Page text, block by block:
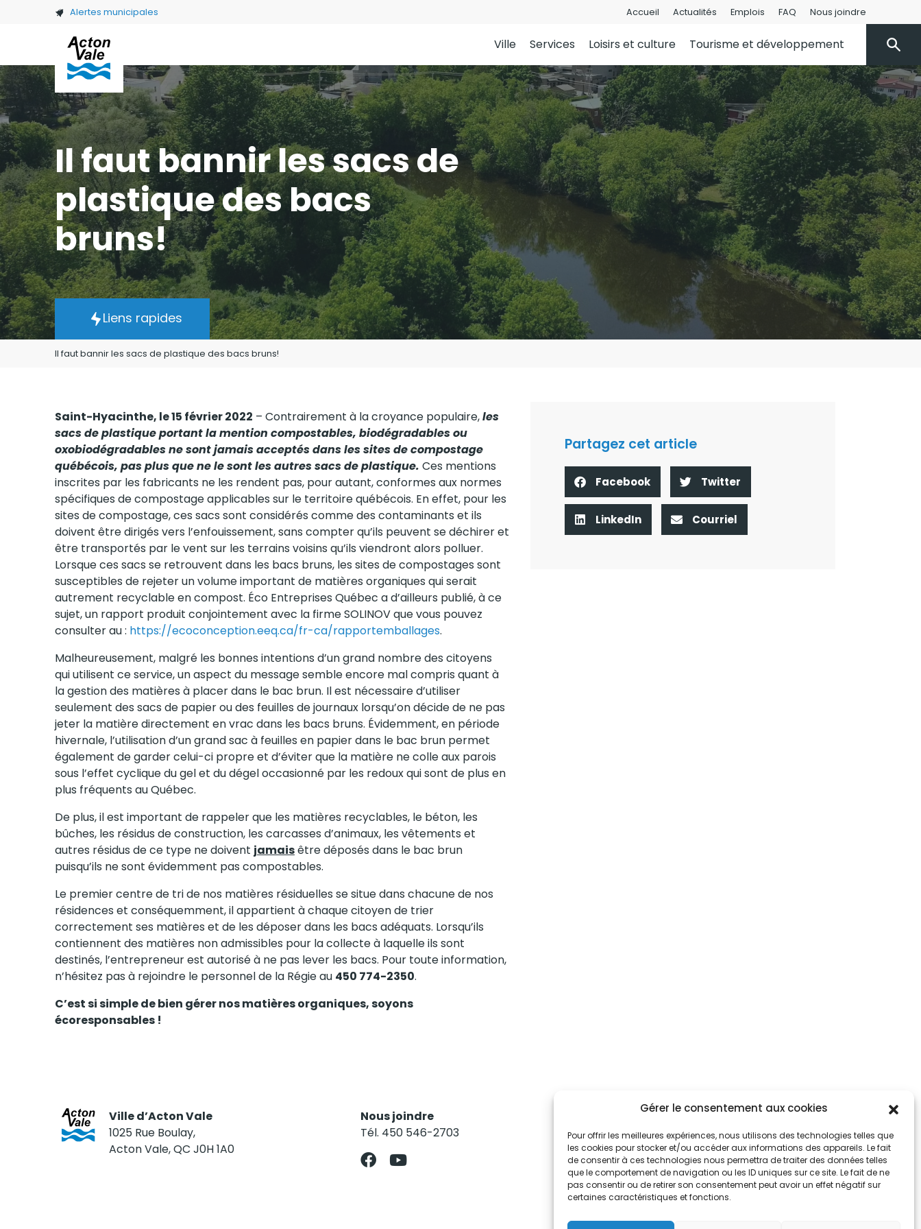
Gérer le consentement aux cookies
Pour offrir les meilleures expériences, nous utilisons des technologies telles que
les cookies pour stocker et/ou accéder aux informations des appareils. Le fait
de consentir à ces technologies nous permettra de traiter des données telles
que le comportement de navigation ou les ID uniques sur ce site. Le fait de ne
pas consentir ou de retirer son consentement peut avoir un effet négatif sur
certaines caractéristiques et fonctions.
Skip to main contentAlertes municipales Accueil Actualités Emplois FAQ Nous joindre
Ville Services Loisirs et culture Tourisme et développement
Il faut bannir les sacs de
plastique des bacs
bruns!
Liens rapides
Il faut bannir les sacs de plastique des bacs bruns!
Saint-Hyacinthe, le 15 février 2022 – Contrairement à la croyance populaire,les
sacs de plastique portant la mention compostables, biodégradables ou
oxobiodégradables ne sont jamais acceptés dans les sites de compostage
québécois, pas plus que ne le sont les autres sacs de plastique. Ces mentions
inscrites par les fabricants ne les rendent pas, pour autant, conformes aux normes
spécifiques de compostage applicables sur le territoire québécois. En effet, pour les
sites de compostage, ces sacs sont considérés comme des contaminants et ils
doivent être dirigés vers l’enfouissement, sans compter qu’ils peuvent se déchirer et
être transportés par le vent sur les terrains voisins qu’ils viendront alors polluer.
Lorsque ces sacs se retrouvent dans les bacs bruns, les sites de compostages sont
susceptibles de rejeter un volume important de matières organiques qui serait
autrement recyclable en compost. Éco Entreprises Québec a d’ailleurs publié, à ce
sujet, un rapport produit conjointement avec la firme SOLINOV que vous pouvez
consulter au : https://ecoconception.eeq.ca/fr-ca/rapportemballages.
Malheureusement, malgré les bonnes intentions d’un grand nombre des citoyens
qui utilisent ce service, un aspect du message semble encore mal compris quant à
la gestion des matières à placer dans le bac brun. Il est nécessaire d’utiliser
seulement des sacs de papier ou des feuilles de journaux lorsqu’on décide de ne pas
jeter la matière directement en vrac dans les bacs bruns. Évidemment, en période
hivernale, l’utilisation d’un grand sac à feuilles en papier dans le bac brun permet
également de garder celui-ci propre et d’éviter que la matière ne colle aux parois
sous l’effet cyclique du gel et du dégel occasionné par les redoux qui sont de plus en
plus fréquents au Québec.
De plus, il est important de rappeler que les matières recyclables, le béton, les
bûches, les résidus de construction, les carcasses d’animaux, les vêtements et
autres résidus de ce type ne doivent jamaisêtre déposés dans le bac brun
puisqu’ils ne sont évidemment pas compostables.
Le premier centre de tri de nos matières résiduelles se situe dans chacune de nos
résidences et conséquemment, il appartient à chaque citoyen de trier
correctement ses matières et de les déposer dans les bacs adéquats. Lorsqu’ils
contiennent des matières non admissibles pour la collecte à laquelle ils sont
destinés, l’entrepreneur est autorisé à ne pas lever les bacs. Pour toute information,
n’hésitez pas à rejoindre le personnel de la Régie au 450 774-2350.
C’est si simple de bien gérer nos matières organiques, soyons
écoresponsables !
Partagez cet article
Facebook Twitter
LinkedIn Courriel
Ville d’Acton Vale
1025 Rue Boulay,
Acton Vale, QC J0H 1A0
Nous joindre
Tél. 450 546-2703
Restez informés
Abonnez-vous aux alertes municipales
Je m'abonne